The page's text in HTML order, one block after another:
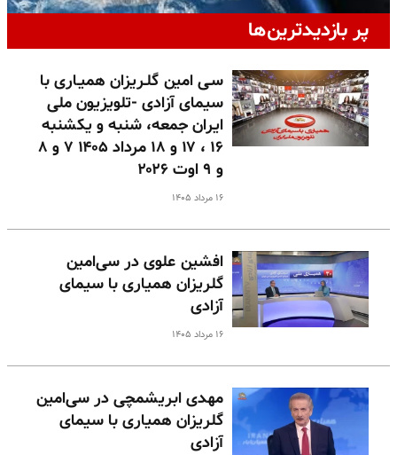
پر بازدیدترین‌ها
سـی امین گلـریزان همیـاری با
سیمای آزادی -تلویزیون ملی
ایران جمعه، شنبه و یکشنبه
۱۶ ، ۱۷ و ۱۸ مرداد ۱۴۰۵ ۷ و ۸
و ۹ اوت ۲۰۲۶
۱۶ مرداد ۱۴۰۵
افشین علوی در سی‌امین
گلریزان همیاری با سیمای
آزادی
۱۶ مرداد ۱۴۰۵
مهدی ابریشمچی در سی‌امین
گلریزان همیاری با سیمای
آزادی